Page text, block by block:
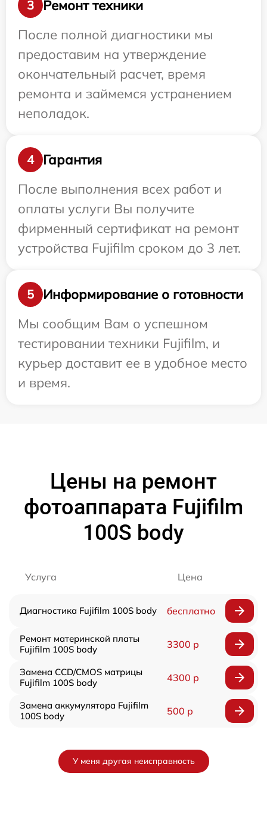
3
Ремонт техники
После полной диагностики мы
предоставим на утверждение
окончательный расчет, время
ремонта и займемся устранением
неполадок.
4
Гарантия
После выполнения всех работ и
оплаты услуги Вы получите
фирменный сертификат на ремонт
устройства Fujifilm сроком до 3 лет.
5
Информирование о готовности
Мы сообщим Вам о успешном
тестировании техники Fujifilm, и
курьер доставит ее в удобное место
и время.
Цены на ремонт
фотоаппарата Fujifilm
100S body
Услуга Цена
Диагностика Fujifilm 100S body бесплатно
Ремонт материнской платы
Fujifilm 100S body
3300 р
Замена CCD/CMOS матрицы
Fujifilm 100S body
4300 р
Замена аккумулятора Fujifilm
100S body
500 р
У меня другая неисправность